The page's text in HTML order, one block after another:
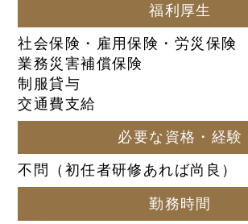
福利厚生
社会保険・雇用保険・労災保険
業務災害補償保険
制服貸与
交通費支給
必要な資格・経験
不問（初任者研修あれば尚良）
勤務時間